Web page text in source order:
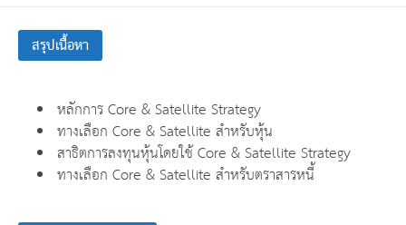
สรุปเนื้อหา
หลักการ Core & Satellite Strategy
ทางเลือก Core & Satellite สำหรับหุ้น
สาธิตการลงทุนหุ้นโดยใช้ Core & Satellite Strategy
ทางเลือก Core & Satellite สำหรับตราสารหนี้